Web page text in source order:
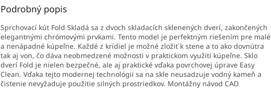
Podrobný popis
Sprchovací kút Fold Skladá sa z dvoch skladacích sklenených dverí, zakončených
elegantnými chrómovými prvkami. Tento model je perfektným riešením pre malé
a nenápadné kúpeľne. Každé z krídiel je možné zložiť k stene a to ako dovnútra
tak aj von, čo dáva neobmedzené možnosti v praktickom využití kúpeľne. Sklo
dverí Fold je nielen bezpečné, ale aj praktické vďaka povrchovej úprave Easy
Clean. Vďaka tejto modernej technológii sa na skle neusadzuje vodný kameň a
čistenie nevyžaduje použitie silných prostriedkov. Montážny návod CAD